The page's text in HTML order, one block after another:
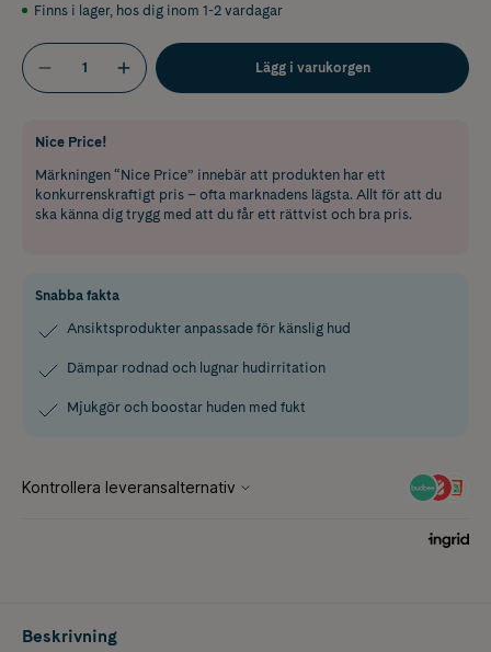
Finns i lager, hos dig inom 1-2 vardagar
Lägg i varukorgen
Nice Price!
Märkningen “Nice Price” innebär att produkten har ett
konkurrenskraftigt pris – ofta marknadens lägsta. Allt för att du
ska känna dig trygg med att du får ett rättvist och bra pris.
Snabba fakta
Ansiktsprodukter anpassade för känslig hud
Dämpar rodnad och lugnar hudirritation
Mjukgör och boostar huden med fukt
Beskrivning